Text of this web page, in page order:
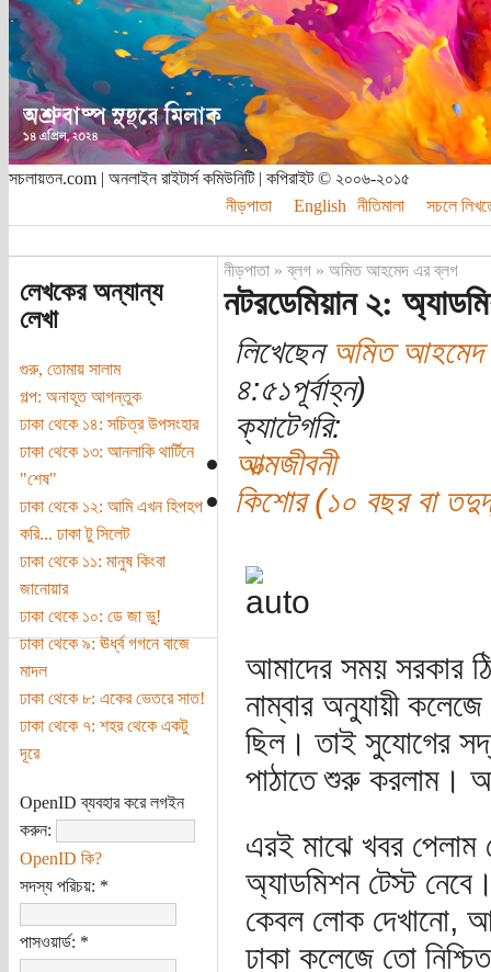
সচলায়তন.com | অনলাইন রাইটার্স কমিউনিটি | কপিরাইট © ২০০৬-২০১৫
নীড়পাতা
English নীতিমালা সচলে
লেখকের অন্যান্য
লেখা
গুরু, তোমায় সালাম
গল্প: অনাহূত আগন্তুক
ঢাকা থেকে ১৪: সচিত্র উপসংহার
ঢাকা থেকে ১৩: আনলাকি থার্টিনে
"শেষ"
ঢাকা থেকে ১২: আমি এখন হিপহপ
করি... ঢাকা টু সিলেট
ঢাকা থেকে ১১: মানুষ কিংবা
জানোয়ার
ঢাকা থেকে ১০: ডে জা ভু!
ঢাকা থেকে ৯: ঊর্ধ্ব গগনে বাজে
মাদল
ঢাকা থেকে ৮: একের ভেতরে সাত!
ঢাকা থেকে ৭: শহর থেকে একটু
দূরে
OpenID ব্যবহার করে লগইন
করুন:
OpenID কি?
সদস্য পরিচয়: *
পাসওয়ার্ড: *
নীড়পাতা»ব্লগ» অমিত আহমেদ এর ব্লগ
নটরডেমিয়ান ২:
লিখেছেন অমিত আহমেদ
৪:৫১পূর্বাহ্ন)
ক্যাটেগরি:
আত্মজীবনী
কিশোর (১০ বছর বা
আমাদের সময় সরকার
নাম্বার অনুযায়ী
ছিল। তাই সুযোগের
পাঠাতে শুরু করলাম।
এরই মাঝে খবর পেলাম
অ্যাডমিশন টেস্ট
কেবল লোক দেখানো,
ঢাকা কলেজে তো